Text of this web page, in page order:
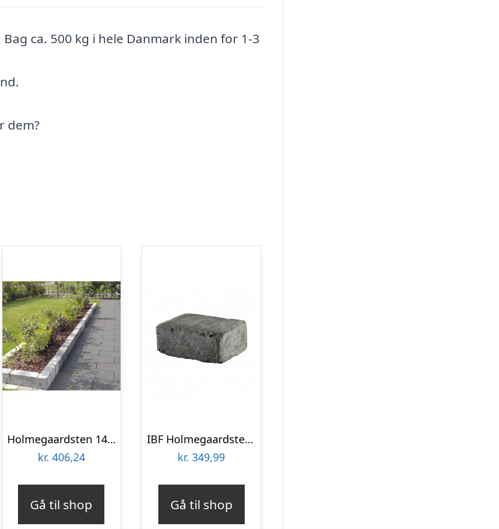
ca. 500 kg i hele Danmark inden for 1-3
dem?
Holmegaardsten 14x28x7 cm – Makro – Sort/Antracit
kr. 406,24
Gå til shop
IBF Holmegaardsten 14×10,5×7 cm – Halve – Sort/Antracit
kr. 349,99
Gå til shop